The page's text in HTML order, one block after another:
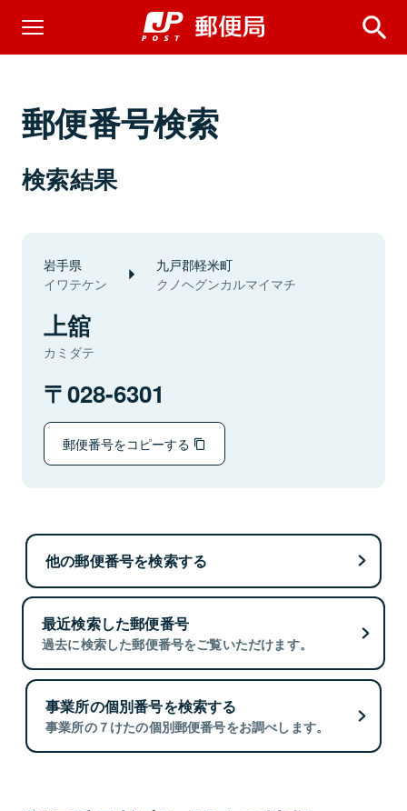
郵便番号検索
検索結果
岩手県
イワテケン
九戸郡軽米町
クノヘグンカルマイマチ
上舘
カミダテ
028-6301
郵便番号をコピーする
他の郵便番号を検索する
最近検索した郵便番号
過去に検索した郵便番号をご覧いただけます。
事業所の個別番号を検索する
事業所の７けたの個別郵便番号をお調べします。